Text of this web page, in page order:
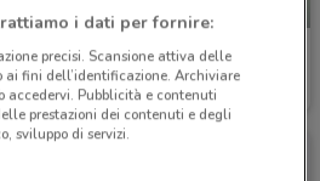
9 km
Pam
Scade mercoledì
i dati per fornire:
precisi. Scansione attiva delle
fini dell’identificazione. Archiviare
accedervi. Pubblicità e contenuti
prestazioni dei contenuti e degli
sviluppo di servizi.